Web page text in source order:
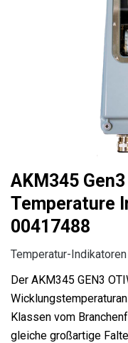
AKM345
Temperature
00417488
Temperatur-Indikatoren
Der AKM345 GEN3
Klassen vom
gleiche großartige